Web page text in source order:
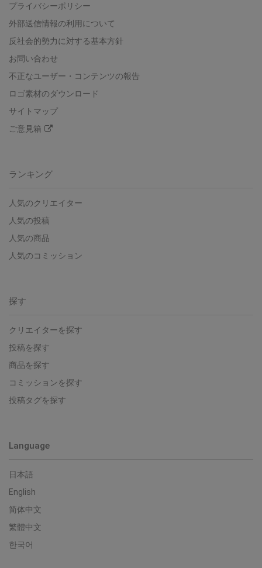
プライバシーポリシー
外部送信情報の利用について
反社会的勢力に対する基本方針
お問い合わせ
不正なユーザー・コンテンツの報告
ロゴ素材のダウンロード
サイトマップ
ご意見箱
ランキング
人気のクリエイター
人気の投稿
人気の商品
人気のコミッション
探す
クリエイターを探す
投稿を探す
商品を探す
コミッションを探す
投稿タグを探す
Language
日本語
English
简体中文
繁體中文
한국어